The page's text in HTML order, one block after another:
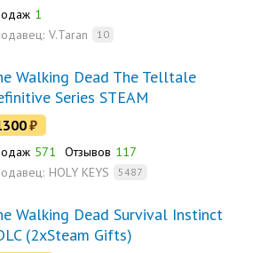
1
V.Taran 10
Walking Dead The Telltale
Series STEAM
₽
571 Отзывов 117
HOLY KEYS 5487
Walking Dead Survival Instinct
(2xSteam Gifts)